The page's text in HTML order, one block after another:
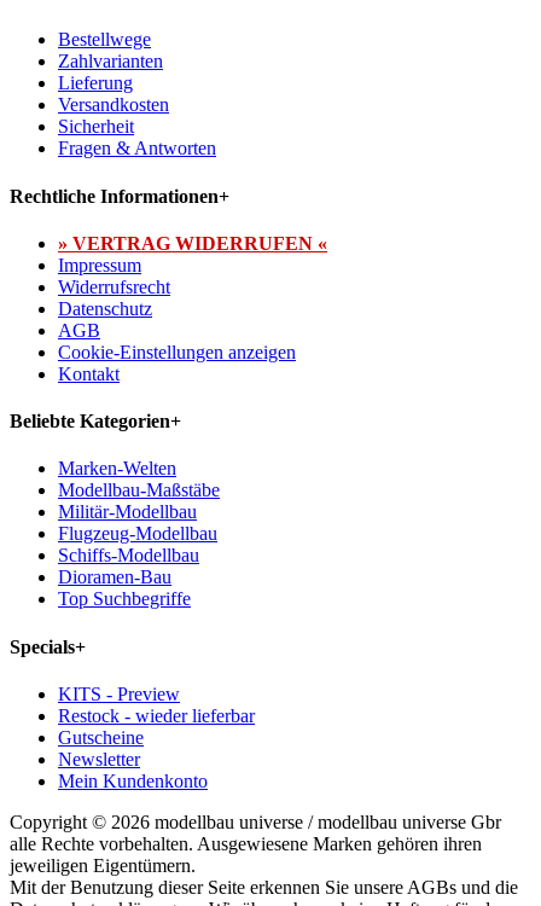
Bestellwege
Zahlvarianten
Lieferung
Versandkosten
Sicherheit
Fragen & Antworten
Rechtliche Informationen+
» VERTRAG WIDERRUFEN «
Impressum
Widerrufsrecht
Datenschutz
AGB
Cookie-Einstellungen anzeigen
Kontakt
Beliebte Kategorien+
Marken-Welten
Modellbau-Maßstäbe
Militär-Modellbau
Flugzeug-Modellbau
Schiffs-Modellbau
Dioramen-Bau
Top Suchbegriffe
Specials+
KITS - Preview
Restock - wieder lieferbar
Gutscheine
Newsletter
Mein Kundenkonto
Copyright © 2026 modellbau universe / modellbau universe Gbr
alle Rechte vorbehalten. Ausgewiesene Marken gehören ihren
jeweiligen Eigentümern.
Mit der Benutzung dieser Seite erkennen Sie unsere AGBs und die